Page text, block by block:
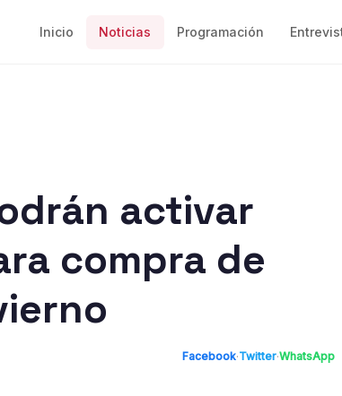
Inicio Noticias Programación
activar
compra de
Facebook·Twitter·WhatsApp